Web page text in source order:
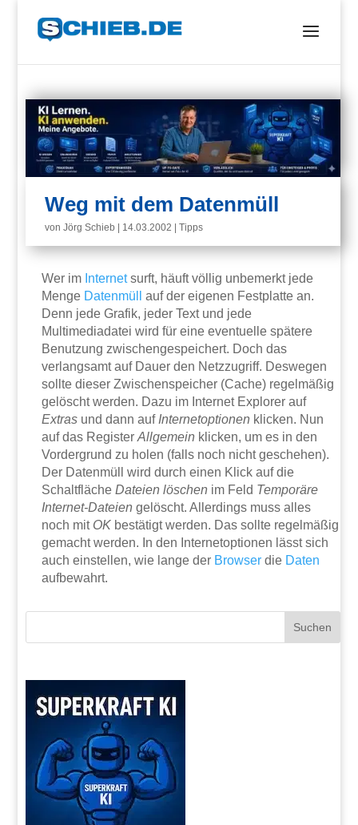
Weg mit dem Datenmüll
vonJörg Schieb 14.03.2002 |Tipps
Wer im Internetsurft, häuft völlig unbemerkt jede
Menge Datenmüll
auf der eigenen Festplatte an.
Denn jede Grafik, jeder Text und jede
Multimediadatei wird für eine eventuelle spätere
Benutzung zwischengespeichert. Doch das
verlangsamt auf Dauer den Netzzugriff. Deswegen
sollte dieser Zwischenspeicher (Cache) regelmäßig
gelöscht werden. Dazu im Internet Explorer auf
Extras und dann aufInternetoptionen klicken. Nun
auf das RegisterAllgemein klicken, um es in den
Vordergrund zu holen (falls noch nicht geschehen).
Der Datenmüll wird durch einen Klick auf die
SchaltflächeDateien löschen im Feld Temporäre
Internet-Dateien gelöscht. Allerdings muss alles
noch mit OK bestätigt werden. Das sollte regelmäßig
gemacht werden. In den Internetoptionen lässt sich
auch einstellen, wie lange der Browser die Daten
aufbewahrt.